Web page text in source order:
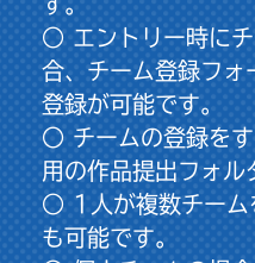
○ エントリー時に
合、チーム登録フォ
登録が可能です。
○ チームの登録を
用の作品提出フォル
○ 1人が複数チーム
も可能です。